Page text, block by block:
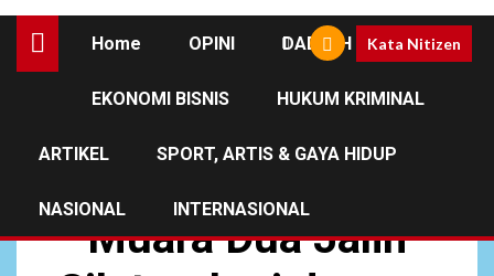
Home OPINI DAERAH
EKONOMI BISNIS HUKUM KRIMINAL
ARTIKEL SPORT, ARTIS & GAYA HIDUP
NASIONAL INTERNASIONAL
Kata Nitizen
Muara Dua Jalin